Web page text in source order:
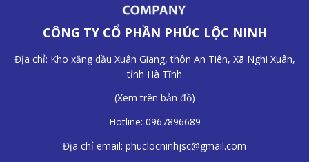
CÔNG TY CỔ PHẦN PHÚC LỘC NINH
Địa chỉ: Kho xăng dầu Xuân Giang, thôn An Tiên, Xã Nghi Xuân,
tỉnh Hà Tĩnh
(Xem trên bản đồ)
Hotline: 0967896689
Địa chỉ email: phuclocninhjsc@gmail.com